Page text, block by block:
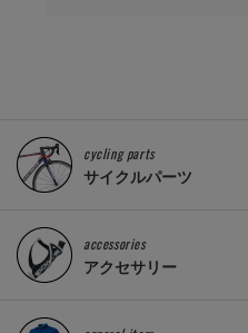
cycling parts
サイクルパーツ
accessories
アクセサリー